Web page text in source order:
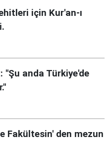
için Kur'an-ı
"Şu anda Türkiye'de
Fakültesin' den mezun